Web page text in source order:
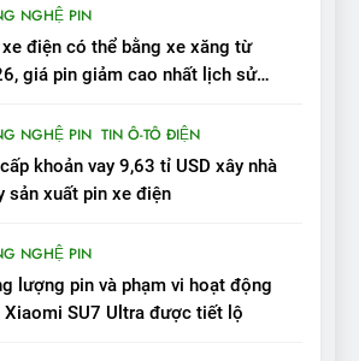
VinFast VF 7 tấm tắc: “Hơn
hẳn xe xăng”
ĐÁNH GIÁ XE
Người dùng nhận xét về
VinFast VF7: Độ hoàn thiện
đồng
VinFast VF7 – Mẫu xe cá
NGHỆ PIN
xe điện có thể bằng xe xăng từ
giá pin giảm cao nhất lịch sử
NGHỆ PIN TIN Ô-TÔ ĐIỆN
khoản vay 9,63 tỉ USD xây nhà
sản xuất pin xe điện
NGHỆ PIN
lượng pin và phạm vi hoạt động
Xiaomi SU7 Ultra được tiết lộ